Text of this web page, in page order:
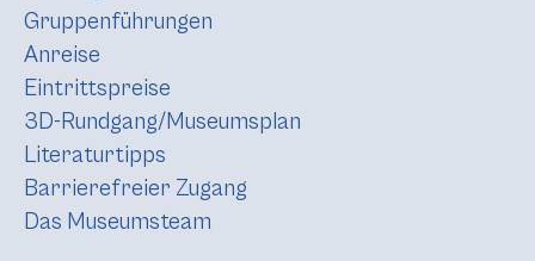
Gruppenführungen
Anreise
Eintrittspreise
3D-Rundgang/Museumsplan
Literaturtipps
Barrierefreier Zugang
Das Museumsteam